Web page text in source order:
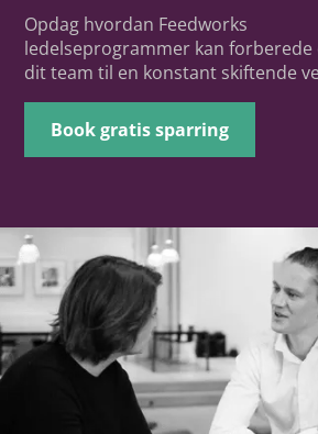
Opdag hvordan Feedworks
ledelseprogrammer kan forberede
dit team til en konstant skiftende
Book gratis sparring